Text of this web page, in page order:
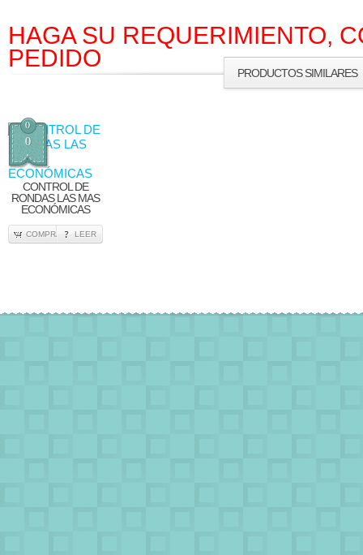
HAGA SU REQUERIMIENTO,
PEDIDO
PRODUCTOS SIMILARES
0
0
CONTROL DE
RONDAS LAS MAS
ECONÓMICAS
COMPRA LEER